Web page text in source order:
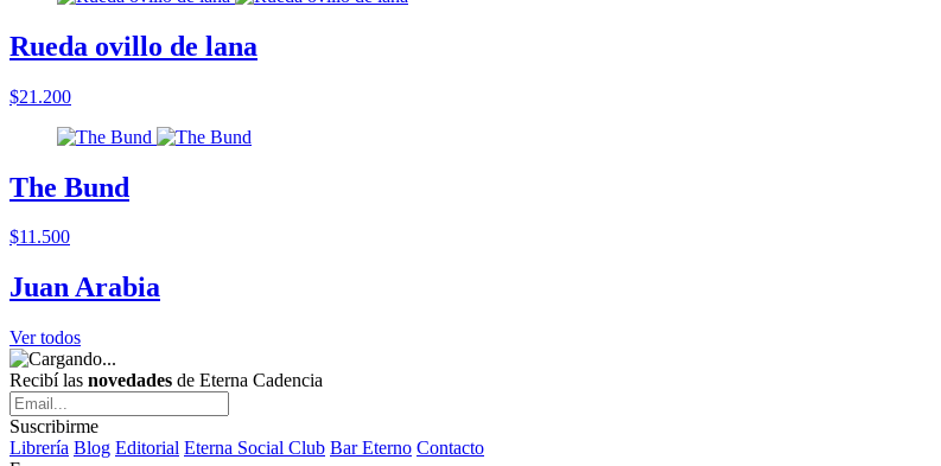
Rueda ovillo de lana
$21.200
The Bund
$11.500
Juan Arabia
Ver todos
Recibí las novedades de Eterna Cadencia
Suscribirme
Librería Blog Editorial Eterna Social Club Bar Eterno Contacto